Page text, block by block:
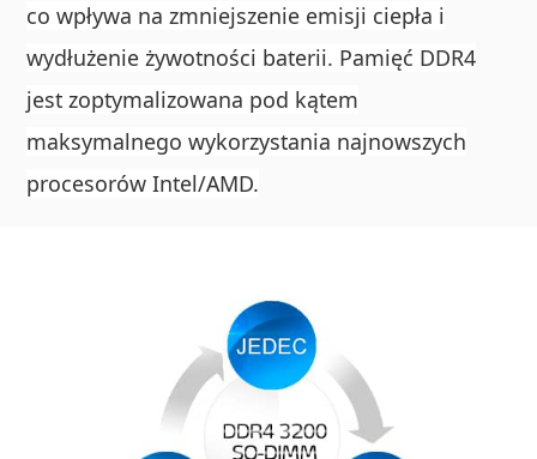
co wpływa na zmniejszenie emisji ciepła i
wydłużenie żywotności baterii. Pamięć DDR4
jest zoptymalizowana pod kątem
maksymalnego wykorzystania najnowszych
procesorów Intel/AMD.